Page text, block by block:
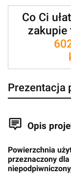
Co Ci
zakupie
Prezentacja
Opis
Powierzchnia
przeznaczony